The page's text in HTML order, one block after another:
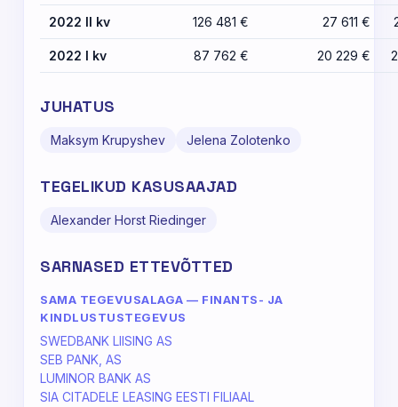
2022 II kv 126 481 € 27 611 €
2022 I kv 87 762 € 20 229 €
JUHATUS
Maksym Krupyshev Jelena Zolotenko
TEGELIKUD KASUSAAJAD
Alexander Horst Riedinger
SARNASED ETTEVÕTTED
SAMA TEGEVUSALAGA — FINANTS- JA
KINDLUSTUSTEGEVUS
SWEDBANK LIISING AS
SEB PANK, AS
LUMINOR BANK AS
SIA CITADELE LEASING EESTI FILIAAL